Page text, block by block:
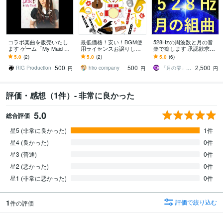
コラボ楽曲を販売いたし
ます ゲーム「My Maid Girl
friend」テーマソング
5.0 (2)
RIG Production 500 円
最低価格！安い！BGM使
用ライセンスお譲りしま
す お得です！10曲毎での
買い切り制度！なんと10
曲：500円！
5.0 (2)
hiro company
500 円
528Hzの周波数と月の音
楽で癒します 承認欲求が
満たされる感覚のヒーリ
ング音楽。ヒーリングBG
M
5.0 (6)
「月の雫」音楽工房
2,500 円
評価・感想（1件）- 非常に良かった
総合評価 5.0
星5 (非常に良かった)
1件
星4 (良かった)
0件
星3 (普通)
0件
星2 (悪かった)
0件
星1 (非常に悪かった)
0件
1件の評価 評価で絞り込む